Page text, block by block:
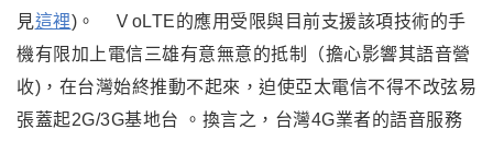
見這裡)。 ＶoLTE的應用受限與目前支援該項技術的手
機有限加上電信三雄有意無意的抵制（擔心影響其語音營
收) ，在台灣始終推動不起來，迫使亞太電信不得不改弦易
張蓋起2G/3G基地台 。換言之，台灣4G業者的語音服務